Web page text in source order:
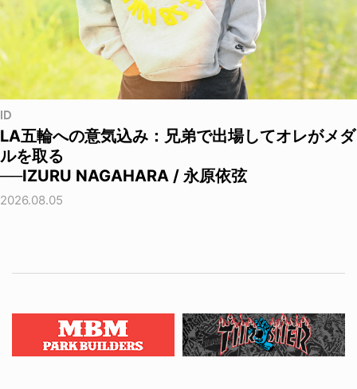
ID
LA五輪への意気込み：兄弟で出場してオレがメダ
ルを取る
──IZURU NAGAHARA / 永原依弦
2026.08.05